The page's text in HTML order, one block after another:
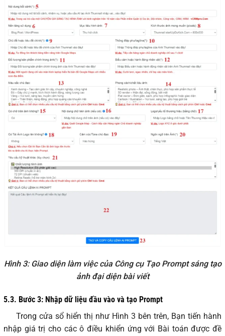
Hình 3: Giao diện làm việc của Công cụ Tạo Prompt sáng tạo
ảnh đại diện bài viết
5.3. Bước 3: Nhập dữ liệu đầu vào và tạo Prompt
Trong cửa sổ hiển thị như Hình 3 bên trên, Bạn tiến hành
nhập giá trị cho các ô điều khiển ứng với Bài toán được đề